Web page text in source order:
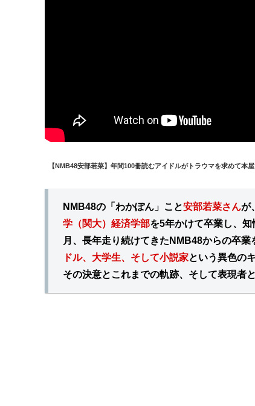
【NMB48安部若菜】年間100冊読むアイドルがトラウマを求めて本
NMB48の「わかぽん」こと安部若菜さんが
学（関大）経済学部を5年かけて卒業し、
月、長年走り続けてきたNMB48からの卒業
ドル、大学生、そして小説家という異色の
その決意とこれまでの軌跡、そして表現者